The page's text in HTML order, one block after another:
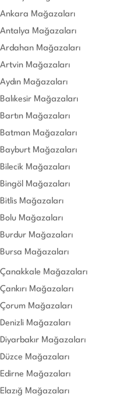
Ankara Mağazaları
Antalya Mağazaları
Ardahan Mağazaları
Artvin Mağazaları
Aydın Mağazaları
Balıkesir Mağazaları
Bartın Mağazaları
Batman Mağazaları
Bayburt Mağazaları
Bilecik Mağazaları
Bingöl Mağazaları
Bitlis Mağazaları
Bolu Mağazaları
Burdur Mağazaları
Bursa Mağazaları
Çanakkale Mağazaları
Çankırı Mağazaları
Çorum Mağazaları
Denizli Mağazaları
Diyarbakır Mağazaları
Düzce Mağazaları
Edirne Mağazaları
Elazığ Mağazaları